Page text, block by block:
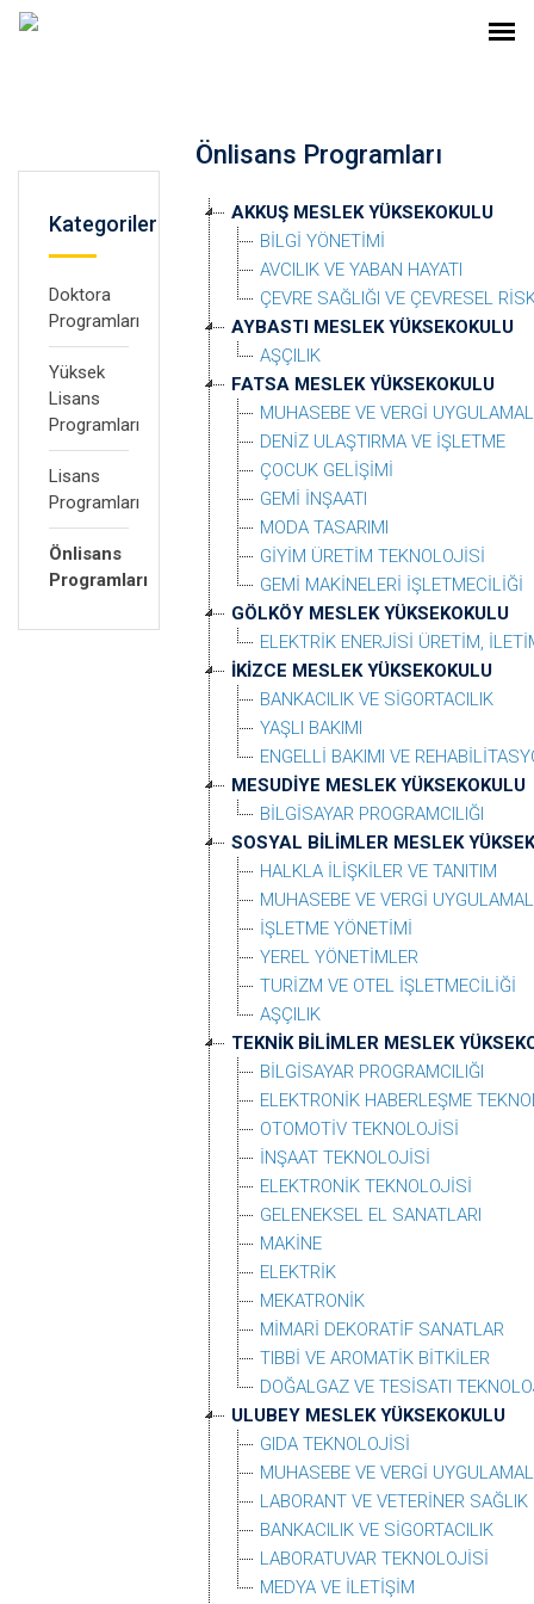
Kategoriler
Doktora
Programları
Yüksek
Lisans
Programları
Lisans
Programları
Önlisans
Programları
Önlisans Programları
AKKUŞ MESLEK YÜKSEKOKULU
BİLGİ YÖNETİMİ
AVCILIK VE YABAN HAYATI
ÇEVRE SAĞLIĞI VE ÇEVRESEL
AYBASTI MESLEK YÜKSEKOKULU
AŞÇILIK
FATSA MESLEK YÜKSEKOKULU
MUHASEBE VE VERGİ
DENİZ ULAŞTIRMA VE İŞLETME
ÇOCUK GELİŞİMİ
GEMİ İNŞAATI
MODA TASARIMI
GİYİM ÜRETİM TEKNOLOJİSİ
GEMİ MAKİNELERİ İŞLETMECİLİĞİ
GÖLKÖY MESLEK YÜKSEKOKULU
ELEKTRİK ENERJİSİ ÜRETİM,
İKİZCE MESLEK YÜKSEKOKULU
BANKACILIK VE SİGORTACILIK
YAŞLI BAKIMI
ENGELLİ BAKIMI VE
MESUDİYE MESLEK YÜKSEKOKULU
BİLGİSAYAR PROGRAMCILIĞI
SOSYAL BİLİMLER MESLEK
HALKLA İLİŞKİLER VE TANITIM
MUHASEBE VE VERGİ
İŞLETME YÖNETİMİ
YEREL YÖNETİMLER
TURİZM VE OTEL İŞLETMECİLİĞİ
AŞÇILIK
TEKNİK BİLİMLER MESLEK
BİLGİSAYAR PROGRAMCILIĞI
ELEKTRONİK HABERLEŞME
OTOMOTİV TEKNOLOJİSİ
İNŞAAT TEKNOLOJİSİ
ELEKTRONİK TEKNOLOJİSİ
GELENEKSEL EL SANATLARI
MAKİNE
ELEKTRİK
MEKATRONİK
MİMARİ DEKORATİF SANATLAR
TIBBİ VE AROMATİK BİTKİLER
DOĞALGAZ VE TESİSATI
ULUBEY MESLEK YÜKSEKOKULU
GIDA TEKNOLOJİSİ
MUHASEBE VE VERGİ
LABORANT VE VETERİNER SAĞLIK
BANKACILIK VE SİGORTACILIK
LABORATUVAR TEKNOLOJİSİ
MEDYA VE İLETİŞİM